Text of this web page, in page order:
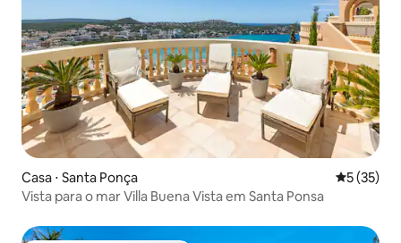
Casa ⋅ Santa Ponça 5 de uma
5 (35)
Vista para o mar Villa Buena Vista em Santa Ponsa